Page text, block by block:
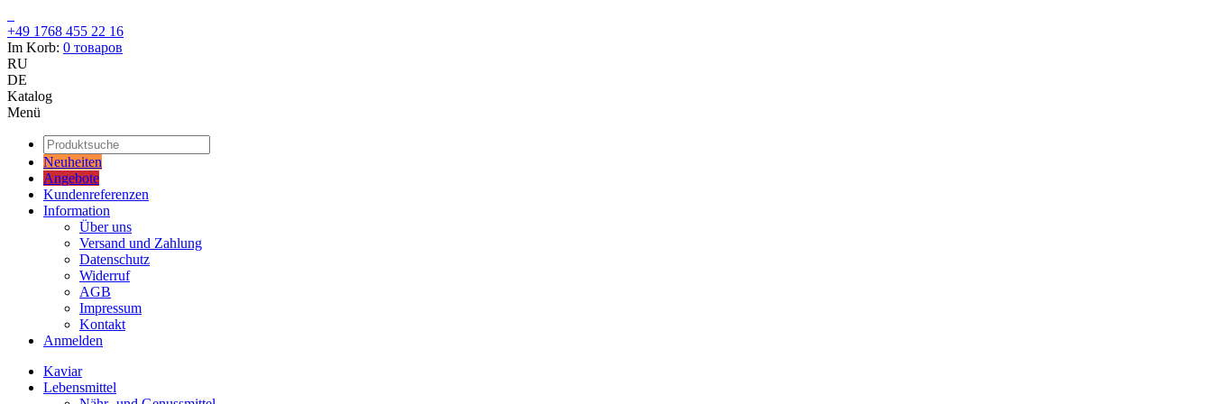
+49 1768 455 22 16
Im Korb: 0 товаров
RU
DE
Katalog
Menü
Neuheiten
Angebote
Kundenreferenzen
Information
Über uns
Versand und Zahlung
Datenschutz
Widerruf
AGB
Impressum
Kontakt
Anmelden
Kaviar
Lebensmittel